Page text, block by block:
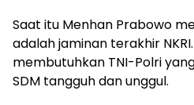
Saat itu Menhan Prabowo
adalah jaminan terakhir
membutuhkan TNI-Polri
SDM tangguh dan unggul.